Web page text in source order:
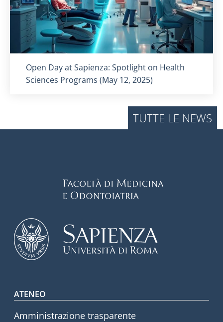
Titolo card:
Open Day at Sapienza: Spotlight on Health
Sciences Programs (May 12, 2025)
TUTTE LE NEWS
Footer menu
ATENEO
Amministrazione trasparente